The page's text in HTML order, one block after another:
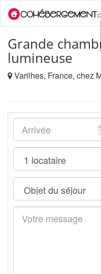
Grande
lumineuse
Varilhes, France, chez